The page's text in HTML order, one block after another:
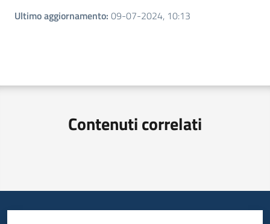
Ultimo aggiornamento: 09-07-2024, 10:13
Contenuti correlati